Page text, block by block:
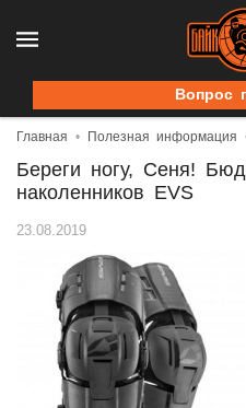
Вопрос
Главная Полезная информация
Береги ногу, Сеня!
наколенников EVS
23.08.2019